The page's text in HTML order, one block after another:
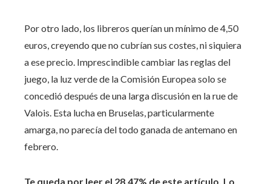
Por otro lado, los libreros querían un mínimo de 4,50
euros, creyendo que no cubrían sus costes, ni siquiera
a ese precio. Imprescindible cambiar las reglas del
juego, la luz verde de la Comisión Europea solo se
concedió después de una larga discusión en la rue de
Valois. Esta lucha en Bruselas, particularmente
amarga, no parecía del todo ganada de antemano en
febrero.
Te queda por leer el 28,47% de este artículo. Lo